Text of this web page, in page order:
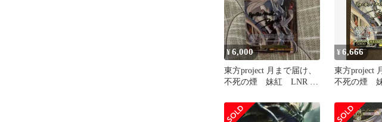
¥6,000
東方project 月まで届け、
不死の煙 妹紅 LNR サ
¥6,666
東方project
不死の煙